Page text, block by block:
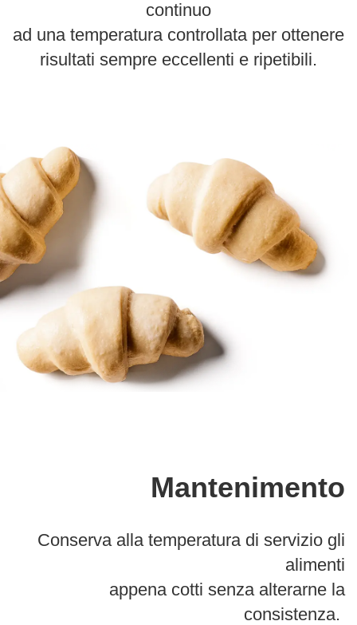
continuo
ad una temperatura controllata per ottenere
risultati sempre eccellenti e ripetibili.
Mantenimento
Conserva alla temperatura di servizio gli
alimenti
appena cotti senza alterarne la
consistenza.